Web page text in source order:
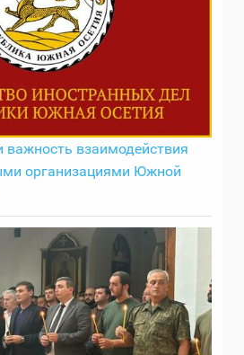
важность взаимодействия
организациями Южной